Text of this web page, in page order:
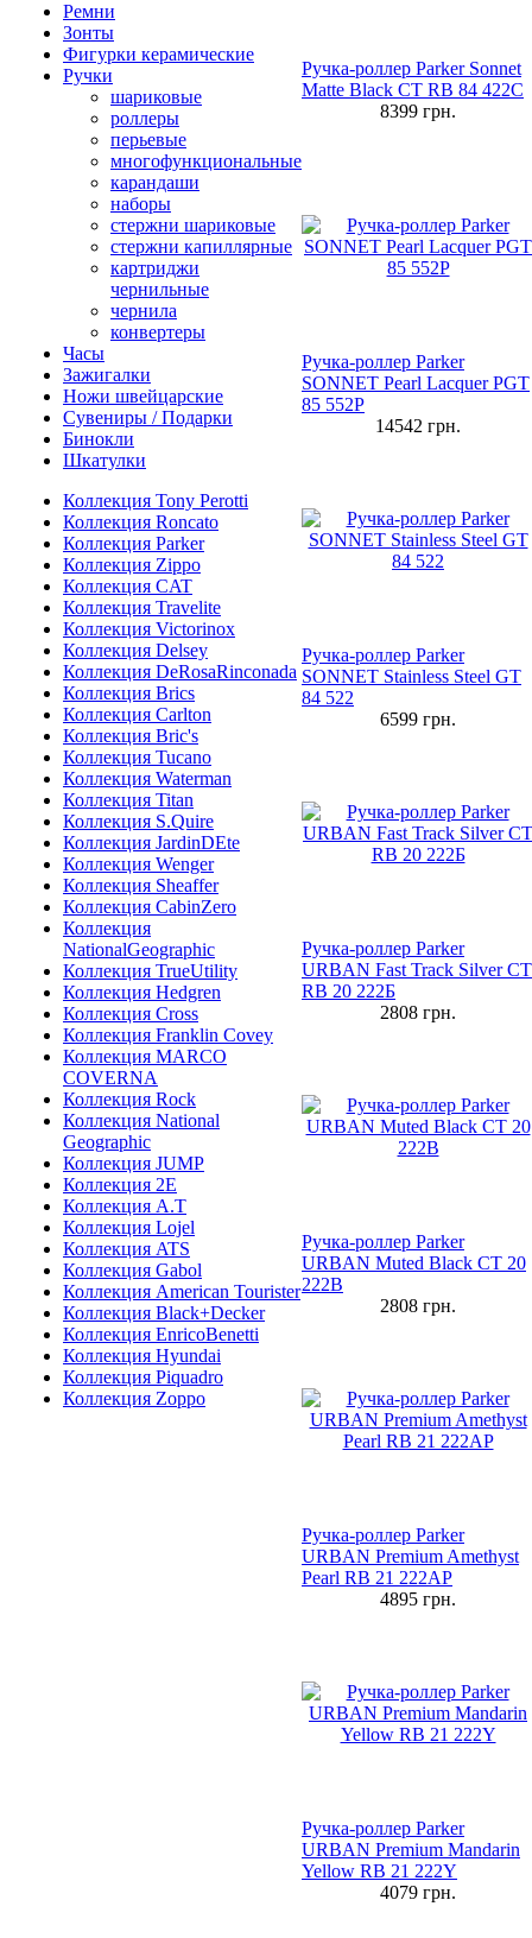
Ремни
Зонты
Фигурки керамические
Ручки
шариковые
роллеры
перьевые
многофункциональные
карандаши
наборы
стержни шариковые
стержни капиллярные
картриджи
чернильные
чернила
конвертеры
Часы
Зажигалки
Ножи швейцарские
Сувениры / Подарки
Бинокли
Шкатулки
Коллекция Tony Perotti
Коллекция Roncato
Коллекция Parker
Коллекция Zippo
Коллекция CAT
Коллекция Travelite
Коллекция Victorinox
Коллекция Delsey
Коллекция DeRosaRinconada
Коллекция Brics
Коллекция Carlton
Коллекция Bric's
Коллекция Tucano
Коллекция Waterman
Коллекция Titan
Коллекция S.Quire
Коллекция JardinDEte
Коллекция Wenger
Коллекция Sheaffer
Коллекция CabinZero
Коллекция
NationalGeographic
Коллекция TrueUtility
Коллекция Hedgren
Коллекция Cross
Коллекция Franklin Covey
Коллекция MARCO
COVERNA
Коллекция Rock
Коллекция National
Geographic
Коллекция JUMP
Коллекция 2E
Коллекция A.T
Коллекция Lojel
Коллекция ATS
Коллекция Gabol
Коллекция American Tourister
Коллекция Black+Decker
Коллекция EnricoBenetti
Коллекция Hyundai
Коллекция Piquadro
Коллекция Zoppo
Ручка-роллер Parker Sonnet
Matte Black CT RB 84 422C
8399 грн.
Ручка-роллер Parker
SONNET Pearl Lacquer PGT
85 552P
14542 грн.
Ручка-роллер Parker
SONNET Stainless Steel GT
84 522
6599 грн.
Ручка-роллер Parker
URBAN Fast Track Silver CT
RB 20 222Б
2808 грн.
Ручка-роллер Parker
URBAN Muted Black CT 20
222В
2808 грн.
Ручка-роллер Parker
URBAN Premium Amethyst
Pearl RB 21 222AP
4895 грн.
Ручка-роллер Parker
URBAN Premium Mandarin
Yellow RB 21 222Y
4079 грн.